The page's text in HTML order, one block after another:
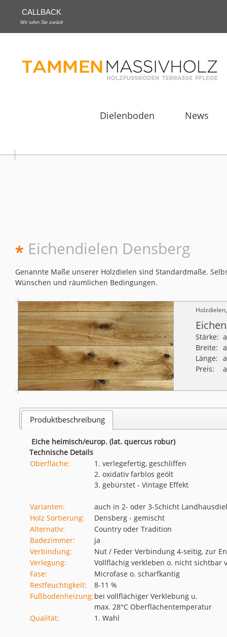
CALLBACK
Wir rufen Sie zurück
Dielenboden News
Eichendielen Densberg
Genannte Maße unserer Holzdielen sind Standardmaße.
Wünschen und räumlichen Bedingungen.
Stärke:
Breite:
Länge:
Preis:
Produktbeschreibung
Eiche heimisch/europ. (lat. quercus robur)
Technische Details
Oberfläche:
1. verlegefertig, geschliffen
2. oxidativ farblos geölt
3. gebürstet - Vintage Effekt
Varianten:
auch in 2- oder 3-Schicht
Holz Sortierung:
Densberg - gemischt
Alternativ:
Country oder Tradition
Badezimmer:
ja
Verbindung:
Nut / Feder Verbindung 4-seitig, zur
Verlegung:
Vollflächig verkleben o. nicht sichtbar
Fase:
Microfase o. scharfkantig
Restfeuchtigkeit:
8-11 %
Fußbodenheizung: bei vollflächiger Verklebung u.
max. 28°C Oberflächentemperatur
Qualität:
1. Wahl